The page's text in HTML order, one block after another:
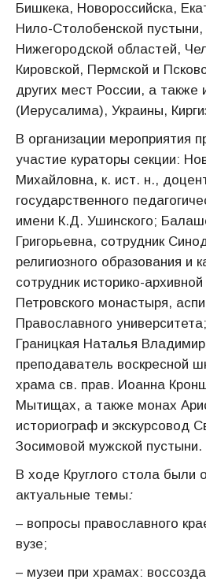
Бишкека, Новороссийска,
Нило-Столобенской пустыни,
Нижегородской областей,
Кировской, Пермской и
других мест России, а также
(Иерусалима), Украины,
В организации мероприятия
участие кураторы секции:
Михайловна, к. ист. н.,
государственного
имени К.Д. Ушинского;
Григорьевна, сотрудник
религиозного образования и
сотрудник историко-
Петровского монастыря,
Православного
Границкая Наталья
преподаватель воскресной
храма св. прав. Иоанна
Мытищах, а также монах
историограф и экскурсовод
Зосимовой мужской пустыни.
В ходе Круглого стола были
актуальные темы:
– вопросы православного
вузе;
– музеи при храмах: